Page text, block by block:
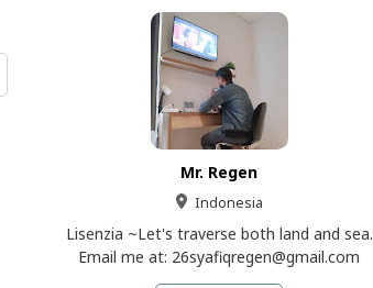
Mr. Regen
Indonesia
Lisenzia ~Let's traverse both land and sea.
Email me at: 26syafiqregen@gmail.com